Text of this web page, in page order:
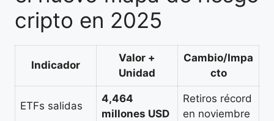
cripto en 2025
Indicador
Valor +
Unidad
Cambio/Impa
cto
ETFs salidas
4,464
millones USD
Retiros récord
en noviembre